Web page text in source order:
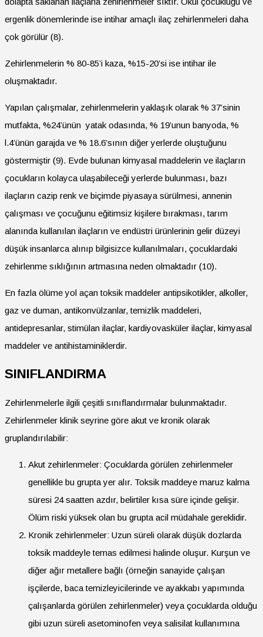
ergenlik dönemlerinde ise intihar amaçlı ilaç zehirlenmeleri daha
çok görülür (8).
Zehirlenmelerin % 80-85’i kaza, %15-20’si ise intihar ile
oluşmaktadır.
Yapılan çalışmalar, zehirlenmelerin yaklaşık olarak % 37’sinin
mutfakta, %24’ünün yatak odasında, % 19’unun banyoda, %
l.4’ünün garajda ve % 18.6’sının diğer yerlerde oluştuğunu
göstermiştir (9). Evde bulunan kimyasal maddelerin ve ilaçların
çocukların kolayca ulaşabileceği yerlerde bulunması, bazı
ilaçların cazip renk ve biçimde piyasaya sürülmesi, annenin
çalışması ve çocuğunu eğitimsiz kişilere bırakması, tarım
alanında kullanılan ilaçların ve endüstri ürünlerinin gelir düzeyi
düşük insanlarca alınıp bilgisizce kullanılmaları, çocuklardaki
zehirlenme sıklığının artmasına neden olmaktadır (10).
En fazla ölüme yol açan toksik maddeler antipsikotikler, alkoller,
gaz ve duman, antikonvülzanlar, temizlik maddeleri,
antidepresanlar, stimülan ilaçlar, kardiyovasküler ilaçlar, kimyasal
maddeler ve antihistaminiklerdir.
SINIFLANDIRMA
Zehirlenmelerle ilgili çeşitli sınıflandırmalar bulunmaktadır.
Zehirlenmeler klinik seyrine göre akut ve kronik olarak
gruplandırılabilir:
Akut zehirlenmeler: Çocuklarda görülen zehirlenmeler
genellikle bu grupta yer alır. Toksik maddeye maruz kalma
süresi 24 saatten azdır, belirtiler kısa süre içinde gelişir.
Ölüm riski yüksek olan bu grupta acil müdahale gereklidir.
Kronik zehirlenmeler: Uzun süreli olarak düşük dozlarda
toksik maddeyle temas edilmesi halinde oluşur. Kurşun ve
diğer ağır metallere bağlı (örneğin sanayide çalışan
işçilerde, baca temizleyicilerinde ve ayakkabı yapımında
çalışanlarda görülen zehirlenmeler) veya çocuklarda olduğu
gibi uzun süreli asetominofen veya salisilat kullanımına